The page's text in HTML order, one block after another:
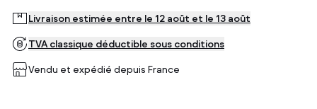
Livraison estimée entre le 12 août et le 13 août
TVA classique déductible sous conditions
Vendu et expédié depuis France